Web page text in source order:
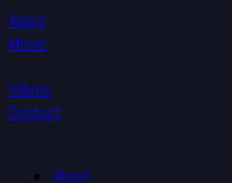
About
Music
Videos
Contact
About